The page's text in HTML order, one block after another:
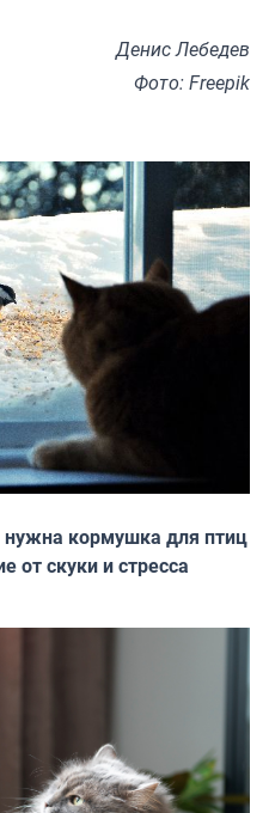
Денис Лебедев
Фото: Freepik
кормушка для птиц
от скуки и стресса